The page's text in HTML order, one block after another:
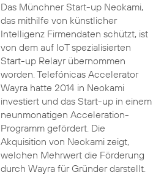
Das Münchner Start-up Neokami,
das mithilfe von künstlicher
Intelligenz Firmendaten schützt, ist
von dem auf IoT spezialisierten
Start-up Relayr übernommen
worden. Telefónicas Accelerator
Wayra hatte 2014 in Neokami
investiert und das Start-up in einem
neunmonatigen Acceleration-
Programm gefördert. Die
Akquisition von Neokami zeigt,
welchen Mehrwert die Förderung
durch Wayra für Gründer darstellt.